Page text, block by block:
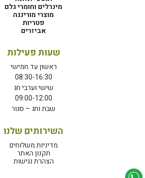
מינרלים וחומרי גלם
מוצרי מורינגה
פטריות
אביזרים
שעות פעילות
ראשון עד חמישי
08:30-16:30
שישי וערבי חג
09:00-12:00
שבת וחג – סגור
השירותים שלנו
מדיניות משלוחים
תקנון האתר
הצהרת נגישות